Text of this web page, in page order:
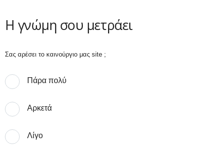
Η γνώμη σου μετράει
Σας αρέσει το καινούργιο μας site ;
Πάρα πολύ
Αρκετά
Λίγο